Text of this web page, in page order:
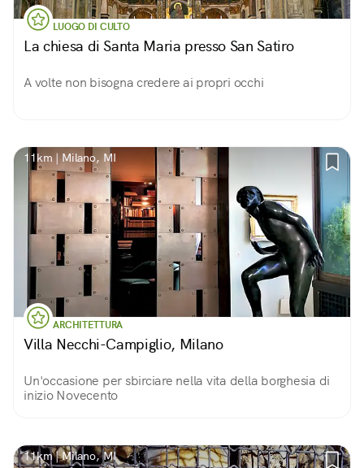
LUOGO DI CULTO
La chiesa di Santa Maria presso San Satiro
A volte non bisogna credere ai propri occhi
11km | Milano, MI
ARCHITETTURA
Villa Necchi-Campiglio, Milano
Un'occasione per sbirciare nella vita della borghesia di
inizio Novecento
11km | Milano, MI